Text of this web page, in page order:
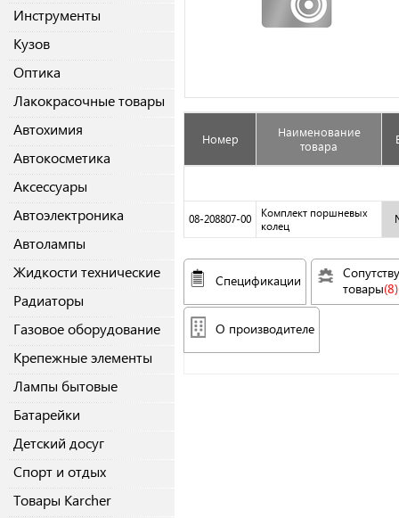
Инструменты
Кузов
Оптика
Лакокрасочные товары
Автохимия
Автокосметика
Аксессуары
Автоэлектроника
Автолампы
Жидкости технические
Радиаторы
Газовое оборудование
Крепежные элементы
Лампы бытовые
Батарейки
Детский досуг
Спорт и отдых
Товары Karcher
Номер
Наименование
товара
08-208807-00
Комплект поршневых
колец
Спецификации
товары(8)
О производителе